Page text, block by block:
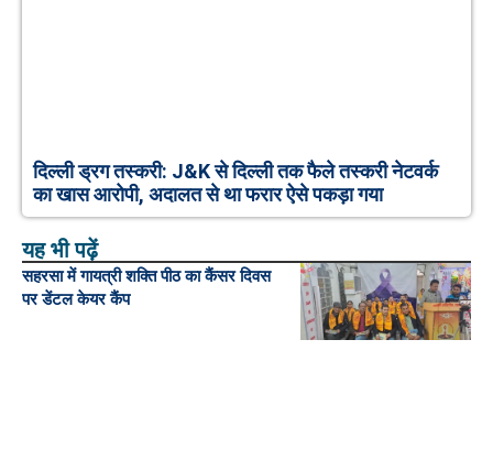
दिल्ली ड्रग तस्करी: J&K से दिल्ली तक फैले तस्करी नेटवर्क
का खास आरोपी, अदालत से था फरार ऐसे पकड़ा गया
यह भी पढ़ें
सहरसा में गायत्री शक्ति पीठ का कैंसर दिवस
पर डेंटल केयर कैंप